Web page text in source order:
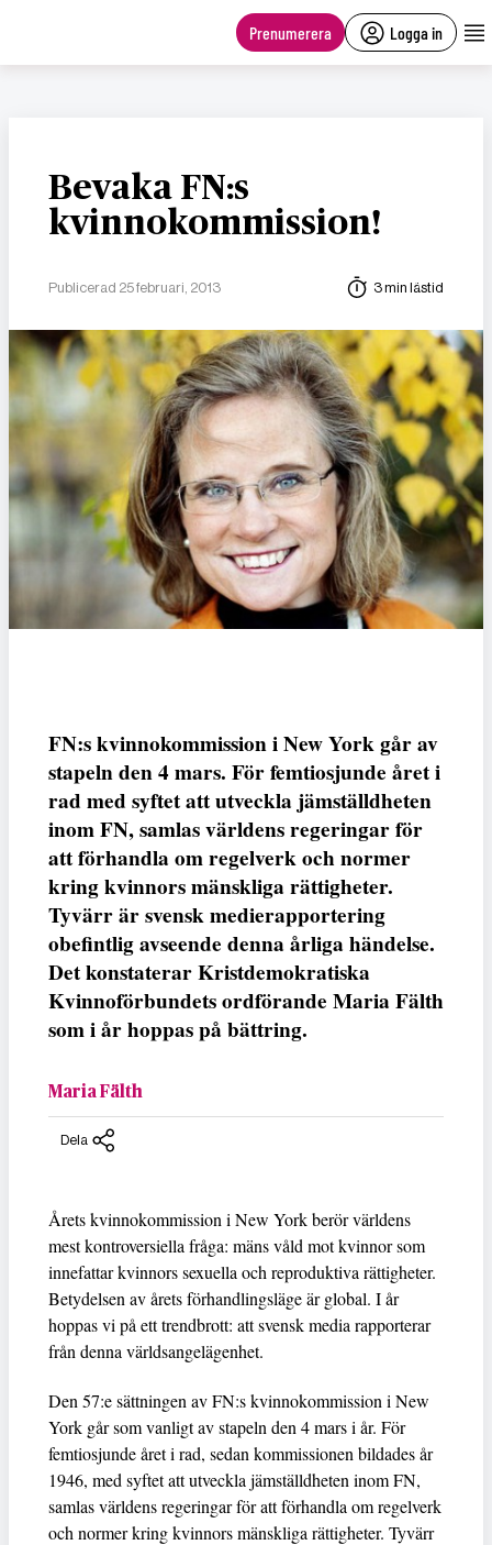
Prenumerera Logga in
Bevaka FN:s
kvinnokommission!
Publicerad 25 februari, 2013 3 min lästid
FN:s kvinnokommission i New York går av
stapeln den 4 mars. För femtiosjunde året i
rad med syftet att utveckla jämställdheten
inom FN, samlas världens regeringar för
att förhandla om regelverk och normer
kring kvinnors mänskliga rättigheter.
Tyvärr är svensk medierapportering
obefintlig avseende denna årliga händelse.
Det konstaterar Kristdemokratiska
Kvinnoförbundets ordförande Maria Fälth
som i år hoppas på bättring.
Maria Fälth
Dela
Årets kvinnokommission i New York berör världens
mest kontroversiella fråga: mäns våld mot kvinnor som
innefattar kvinnors sexuella och reproduktiva rättigheter.
Betydelsen av årets förhandlingsläge är global. I år
hoppas vi på ett trendbrott: att svensk media rapporterar
från denna världsangelägenhet.
Den 57:e sättningen av FN:s kvinnokommission i New
York går som vanligt av stapeln den 4 mars i år. För
femtiosjunde året i rad, sedan kommissionen bildades år
1946, med syftet att utveckla jämställdheten inom FN,
samlas världens regeringar för att förhandla om regelverk
och normer kring kvinnors mänskliga rättigheter. Tyvärr